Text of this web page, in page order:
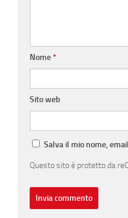
Nome*
Sito web
Salva il mio nome,
Questo sito è protetto da